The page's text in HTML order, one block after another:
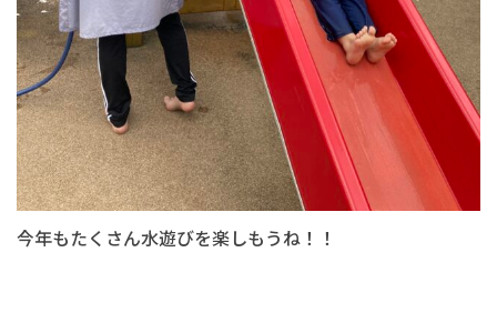
今年もたくさん水遊びを楽しもうね！！